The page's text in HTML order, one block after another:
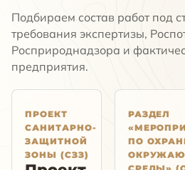
Подбираем состав работ под
требования экспертизы,
Росприроднадзора и
предприятия.
ПРОЕКТ
САНИТАРНО-
ЗАЩИТНОЙ
ЗОНЫ (СЗЗ)
РАЗДЕЛ
ПО